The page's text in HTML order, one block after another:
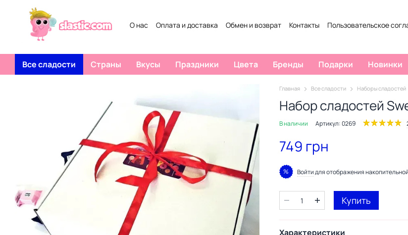
Перейти к основному контенту
О нас
Оплата и доставка Обмен и возврат Контакты Пользовательское
Все сладости Страны Вкусы Праздники Цвета Бренды Подарки Новинки
Главная Все сладости Наборы сладостей
Набор сладостей
В наличии Артикул: 0269
749 грн
% Войтидля отображения
Купить
Характеристики